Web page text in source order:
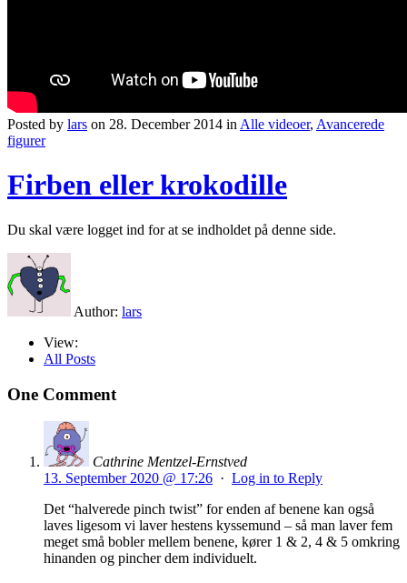
Posted by lars on 28. December 2014 in Alle videoer, Avancerede
figurer
Firben eller krokodille
Du skal være logget ind for at se indholdet på denne side.
Author: lars
View:
All Posts
One Comment
Cathrine Mentzel-Ernstved
13. September 2020 @ 17:26 · Log in to Reply
Det “halverede pinch twist” for enden af benene kan også
laves ligesom vi laver hestens kyssemund – så man laver fem
meget små bobler mellem benene, kører 1 & 2, 4 & 5 omkring
hinanden og pincher dem individuelt.